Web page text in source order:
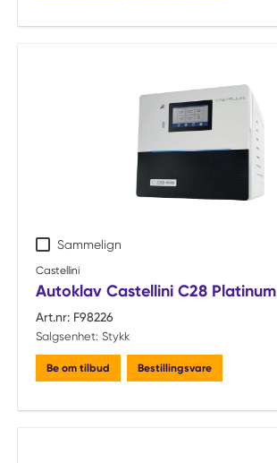
Sammelign
Castellini
Autoklav Castellini C28 Platinum
Art.nr: F98226
Salgsenhet: Stykk
Be om tilbud Bestillingsvare